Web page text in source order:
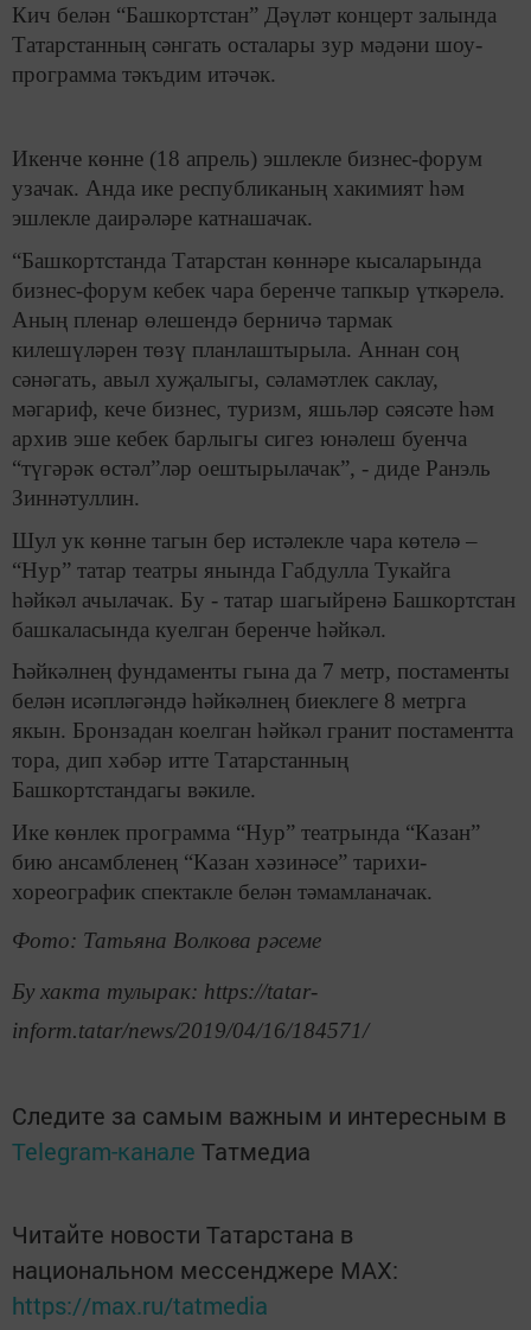
Кич белән “Башкортстан” Дәүләт концерт залында
Татарстанның сәнгать осталары зур мәдәни шоу-
программа тәкъдим итәчәк.
Икенче көнне (18 апрель) эшлекле бизнес-форум
узачак. Анда ике республиканың хакимият һәм
эшлекле даирәләре катнашачак.
“Башкортстанда Татарстан көннәре кысаларында
бизнес-форум кебек чара беренче тапкыр үткәрелә.
Аның пленар өлешендә берничә тармак
килешүләрен төзү планлаштырыла. Аннан соң
сәнәгать, авыл хуҗалыгы, сәламәтлек саклау,
мәгариф, кече бизнес, туризм, яшьләр сәясәте һәм
архив эше кебек барлыгы сигез юнәлеш буенча
“түгәрәк өстәл”ләр оештырылачак”, - диде Ранэль
Зиннәтуллин.
Шул ук көнне тагын бер истәлекле чара көтелә –
“Нур” татар театры янында Габдулла Тукайга
һәйкәл ачылачак. Бу - татар шагыйренә Башкортстан
башкаласында куелган беренче һәйкәл.
Һәйкәлнең фундаменты гына да 7 метр, постаменты
белән исәпләгәндә һәйкәлнең биеклеге 8 метрга
якын. Бронзадан коелган һәйкәл гранит постаментта
тора, дип хәбәр итте Татарстанның
Башкортстандагы вәкиле.
Ике көнлек программа “Нур” театрында “Казан”
бию ансамбленең “Казан хәзинәсе” тарихи-
хореографик спектакле белән тәмамланачак.
Фото: Татьяна Волкова рәсеме
Бу хакта тулырак: https://tatar-
inform.tatar/news/2019/04/16/184571/
Следите за самым важным и интересным в
Telegram-канале Татмедиа
Читайте новости Татарстана в
национальном мессенджере MАХ:
https://max.ru/tatmedia